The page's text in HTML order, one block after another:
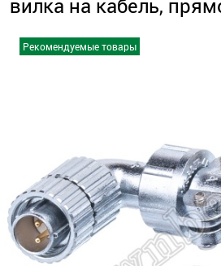
вилка на кабель,
Рекомендуемые товары